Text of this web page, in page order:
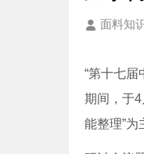
面料知
“第十七
期间，于
能整理”为